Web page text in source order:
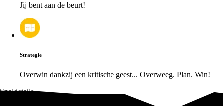
Jij bent aan de beurt!
Strategie
Overwin dankzij een kritische geest... Overweeg. Plan. Win!
Speldetails